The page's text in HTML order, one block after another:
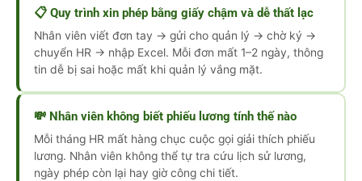
📋 Quy trình xin phép bằng giấy chậm và dễ thất lạc
Nhân viên viết đơn tay → gửi cho quản lý → chờ ký →
chuyển HR → nhập Excel. Mỗi đơn mất 1–2 ngày, thông
tin dễ bị sai hoặc mất khi quản lý vắng mặt.
💸 Nhân viên không biết phiếu lương tính thế nào
Mỗi tháng HR mất hàng chục cuộc gọi giải thích phiếu
lương. Nhân viên không thể tự tra cứu lịch sử lương,
ngày phép còn lại hay giờ công chi tiết.